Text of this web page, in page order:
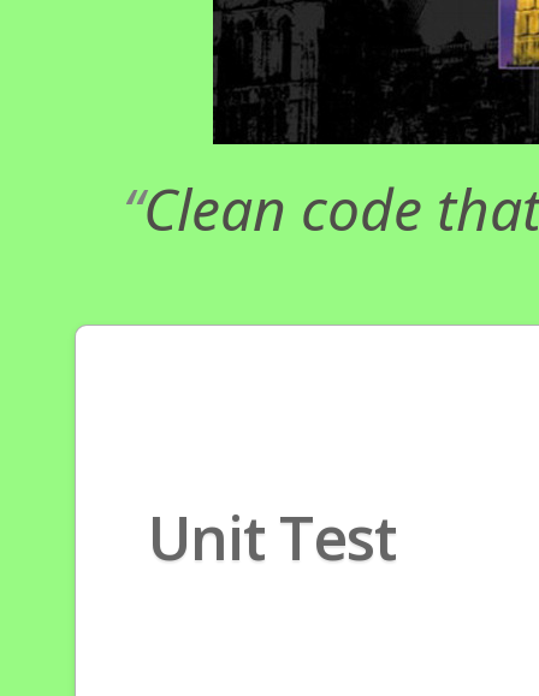
Clean code
Unit Test